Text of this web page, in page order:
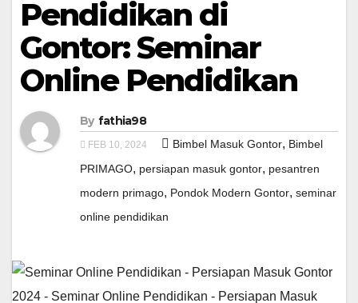
Pendidikan di
Gontor: Seminar
Online Pendidikan
By fathia98
FEB 10, 2024 Bimbel Masuk Gontor, Bimbel
PRIMAGO, persiapan masuk gontor, pesantren
modern primago, Pondok Modern Gontor, seminar
online pendidikan